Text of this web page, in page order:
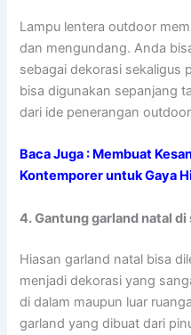
Lampu lentera outdoor
dan mengundang. Anda
sebagai dekorasi sekaligus
bisa digunakan sepanjang
dari ide penerangan
Baca Juga : Membuat
Kontemporer untuk Gaya
4. Gantung garland natal
Hiasan garland natal bisa
menjadi dekorasi yang
di dalam maupun luar
garland yang dibuat dari